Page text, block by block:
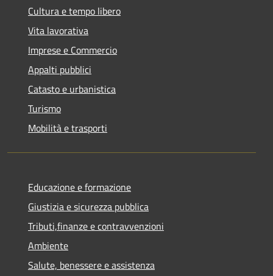
Cultura e tempo libero
Vita lavorativa
Imprese e Commercio
Appalti pubblici
Catasto e urbanistica
Turismo
Mobilità e trasporti
Educazione e formazione
Giustizia e sicurezza pubblica
Tributi,finanze e contravvenzioni
Ambiente
Salute, benessere e assistenza